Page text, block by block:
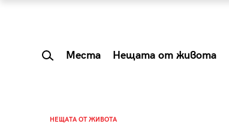
Места Нещата от живота
НЕЩАТА ОТ ЖИВОТА